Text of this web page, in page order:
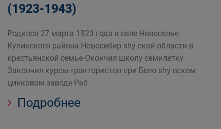
(1923-1943)
Родился 27 марта 1923 года в селе Новоселье
Купинского района Новосибир shy ской области в
крестьянской семье Окончил школу семилетку
Закончил курсы трактористов при Бело shy вском
цинковом заводе Раб
Подробнее